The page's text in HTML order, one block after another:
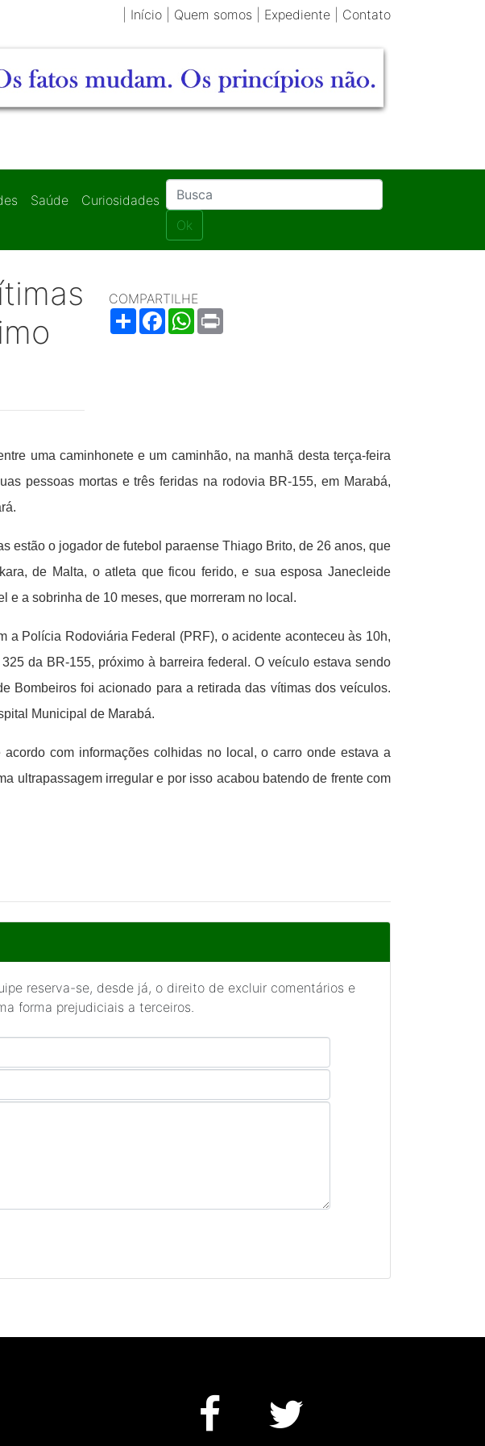
Início Quem somos Expediente Contato
Saúde
Curiosidades
Ok
COMPARTILHE
ShareFacebookWhatsApp
uma caminhonete e um caminhão, na manhã desta terça-feira
pessoas mortas e três feridas na rodovia BR-155, em Marabá,
estão o jogador de futebol paraense Thiago Brito, de 26 anos, que
de Malta, o atleta que ficou ferido, e sua esposa Janecleide
e a sobrinha de 10 meses, que morreram no local.
a Polícia Rodoviária Federal (PRF), o acidente aconteceu às 10h,
da BR-155, próximo à barreira federal. O veículo estava sendo
Bombeiros foi acionado para a retirada das vítimas dos veículos.
Municipal de Marabá.
acordo com informações colhidas no local, o carro onde estava a
ultrapassagem irregular e por isso acabou batendo de frente com
reserva-se, desde já, o direito de excluir comentários e
forma prejudiciais a terceiros.